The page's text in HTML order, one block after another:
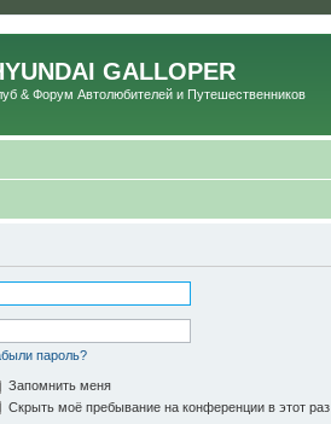
GALLOPER
& Форум Автолюбителей и Путешественников
пароль?
Запомнить меня
Скрыть моё пребывание на конференции в этот раз